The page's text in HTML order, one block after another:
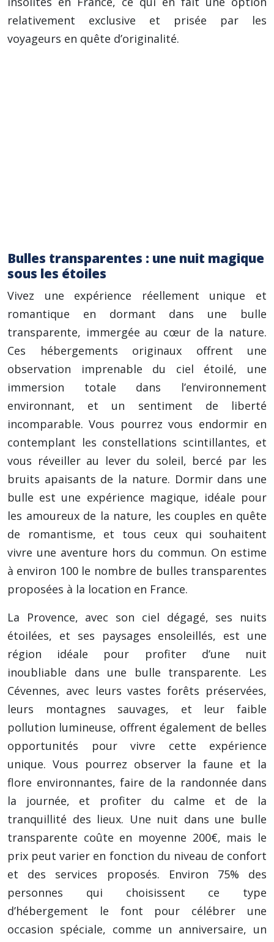
relativement exclusive et prisée par les
voyageurs en quête d’originalité.
Bulles transparentes : une nuit magique
sous les étoiles
Vivez une expérience réellement unique et
romantique en dormant dans une bulle
transparente, immergée au cœur de la nature.
Ces hébergements originaux offrent une
observation imprenable du ciel étoilé, une
immersion totale dans l’environnement
environnant, et un sentiment de liberté
incomparable. Vous pourrez vous endormir en
contemplant les constellations scintillantes, et
vous réveiller au lever du soleil, bercé par les
bruits apaisants de la nature. Dormir dans une
bulle est une expérience magique, idéale pour
les amoureux de la nature, les couples en quête
de romantisme, et tous ceux qui souhaitent
vivre une aventure hors du commun. On estime
à environ 100 le nombre de bulles transparentes
proposées à la location en France.
La Provence, avec son ciel dégagé, ses nuits
étoilées, et ses paysages ensoleillés, est une
région idéale pour profiter d’une nuit
inoubliable dans une bulle transparente. Les
Cévennes, avec leurs vastes forêts préservées,
leurs montagnes sauvages, et leur faible
pollution lumineuse, offrent également de belles
opportunités pour vivre cette expérience
unique. Vous pourrez observer la faune et la
flore environnantes, faire de la randonnée dans
la journée, et profiter du calme et de la
tranquillité des lieux. Une nuit dans une bulle
transparente coûte en moyenne 200€, mais le
prix peut varier en fonction du niveau de confort
et des services proposés. Environ 75% des
personnes qui choisissent ce type
d’hébergement le font pour célébrer une
occasion spéciale, comme un anniversaire, un